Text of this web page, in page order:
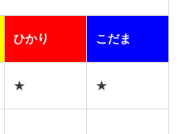
ひかり こだま
★ ★